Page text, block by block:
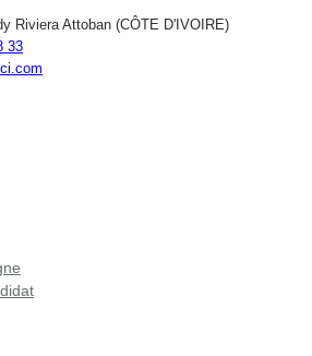
Riviera Attoban (CÔTE D'IVOIRE)
33